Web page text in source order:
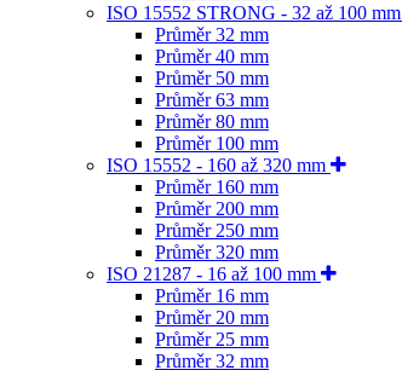
ISO 15552 STRONG - 32 až 100 mm
Průměr 32 mm
Průměr 40 mm
Průměr 50 mm
Průměr 63 mm
Průměr 80 mm
Průměr 100 mm
ISO 15552 - 160 až 320 mm
Průměr 160 mm
Průměr 200 mm
Průměr 250 mm
Průměr 320 mm
ISO 21287 - 16 až 100 mm
Průměr 16 mm
Průměr 20 mm
Průměr 25 mm
Průměr 32 mm